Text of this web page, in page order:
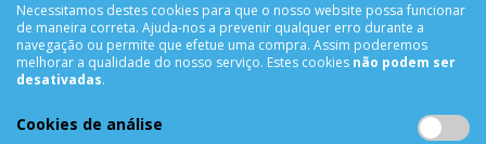
comercial@cellrepair.pt
vendas@cellrepair.pt
229 380 496 Chamada para a rede fixa nacional
910991733
Necessitamos destes cookies para que o nosso website possa funcionar
de maneira correta. Ajuda-nos a prevenir qualquer erro durante a
navegação ou permite que efetue uma compra. Assim poderemos
melhorar a qualidade do nosso serviço. Estes cookies não podem ser
desativadas.
Cookies de análise